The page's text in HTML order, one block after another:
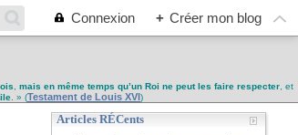
Connexion + Créer mon blog
mais en même temps qu’un Roi ne peut les faire respecter, et
. » (Testament de Louis XVI)
Articles RÉCents